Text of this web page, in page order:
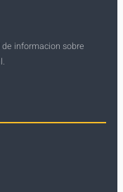
informacion sobre